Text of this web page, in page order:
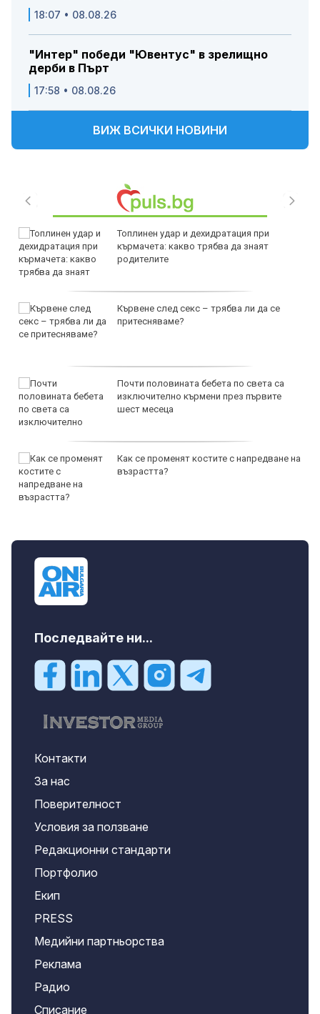
18:07 • 08.08.26
"Интер" победи "Ювентус" в зрелищно
дерби в Пърт
17:58 • 08.08.26
ВИЖ ВСИЧКИ НОВИНИ
Топлинен удар и дехидратация при
кърмачета: какво трябва да знаят
родителите
Кървене след секс – трябва ли да се
притесняваме?
Почти половината бебета по света са
изключително кърмени през първите
шест месеца
Как се променят костите с напредване на
възрастта?
Последвайте ни...
Контакти
За нас
Поверителност
Условия за ползване
Редакционни стандарти
Портфолио
Екип
PRESS
Медийни партньорства
Реклама
Радио
Списание